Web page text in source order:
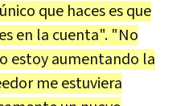
que haces es que
en la cuenta". "No
estoy aumentando la
me estuviera